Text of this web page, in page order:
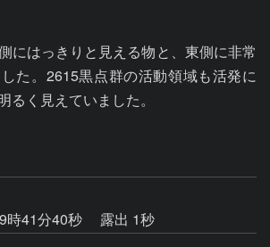
にはっきりと見える物と、東側に非常
た。2615黒点群の活動領域も活発に
るく見えていました。
時41分40秒
露出 1秒